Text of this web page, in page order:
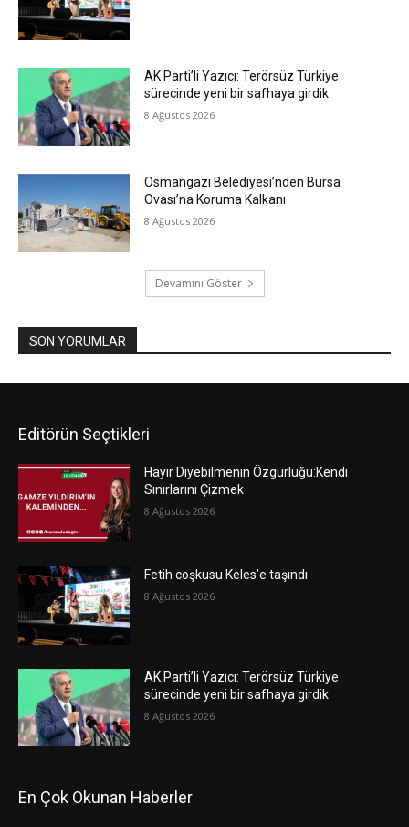
AK Parti’li Yazıcı: Terörsüz Türkiye
sürecinde yeni bir safhaya girdik
8 Ağustos 2026
Osmangazi Belediyesi’nden Bursa
Ovası’na Koruma Kalkanı
8 Ağustos 2026
Devamını Göster
SON YORUMLAR
Editörün Seçtikleri
Hayır Diyebilmenin Özgürlüğü:Kendi
Sınırlarını Çizmek
8 Ağustos 2026
Fetih coşkusu Keles’e taşındı
8 Ağustos 2026
AK Parti’li Yazıcı: Terörsüz Türkiye
sürecinde yeni bir safhaya girdik
8 Ağustos 2026
En Çok Okunan Haberler